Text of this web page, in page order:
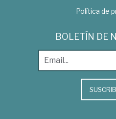
Política de
BOLETÍN DE